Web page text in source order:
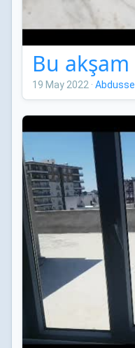
Bu
19 May 2022 ·